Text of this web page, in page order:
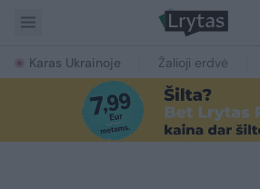
Karas Ukrainoje Žalioji erdvė